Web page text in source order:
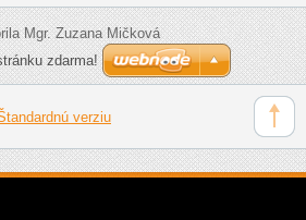
Mgr. Zuzana Mičková
zdarma!
verziu